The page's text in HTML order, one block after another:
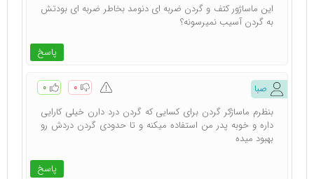
پاسخ
این ماساژور کتف و گردن ضربه ای دنومد بخاطر ضربه ای بودتش
به گردن آسیب نمیرسونه؟
صبا ۰ ۰
پاسخ
بنظرم ماساژکر گردن برای کسایی که گردن درد دارن خیلی کارایی
داره و خوبه پدر من استفاده میکنه و تا حدودی گردن دردش رو
بهبود میده